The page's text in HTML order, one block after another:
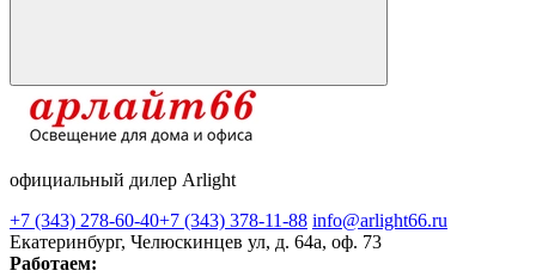
официальный дилер Arlight
+7 (343) 278-60-40+7 (343) 378-11-88 info@arlight66.ru
Екатеринбург, Челюскинцев ул, д. 64а, оф. 73
Работаем: